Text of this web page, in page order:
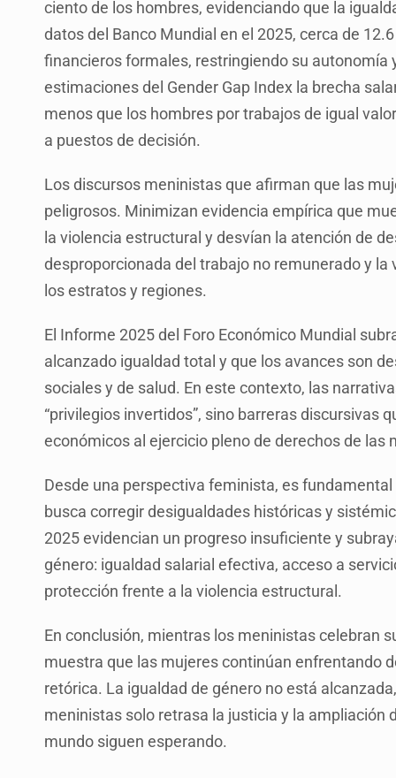
ciento de los hombres, evidenciando que la
datos del Banco Mundial en el 2025, cerca de
financieros formales, restringiendo su
estimaciones del Gender Gap Index la brecha
menos que los hombres por trabajos de igual
a puestos de decisión.
Los discursos meninistas que afirman que las
peligrosos. Minimizan evidencia empírica que
la violencia estructural y desvían la atención de
desproporcionada del trabajo no remunerado y
los estratos y regiones.
El Informe 2025 del Foro Económico Mundial
alcanzado igualdad total y que los avances son
sociales y de salud. En este contexto, las
“privilegios invertidos”, sino barreras discursivas
económicos al ejercicio pleno de derechos de las
Desde una perspectiva feminista, es
busca corregir desigualdades históricas y
2025 evidencian un progreso insuficiente y
género: igualdad salarial efectiva, acceso a
protección frente a la violencia estructural.
En conclusión, mientras los meninistas celebran
muestra que las mujeres continúan enfrentando
retórica. La igualdad de género no está
meninistas solo retrasa la justicia y la ampliación
mundo siguen esperando.